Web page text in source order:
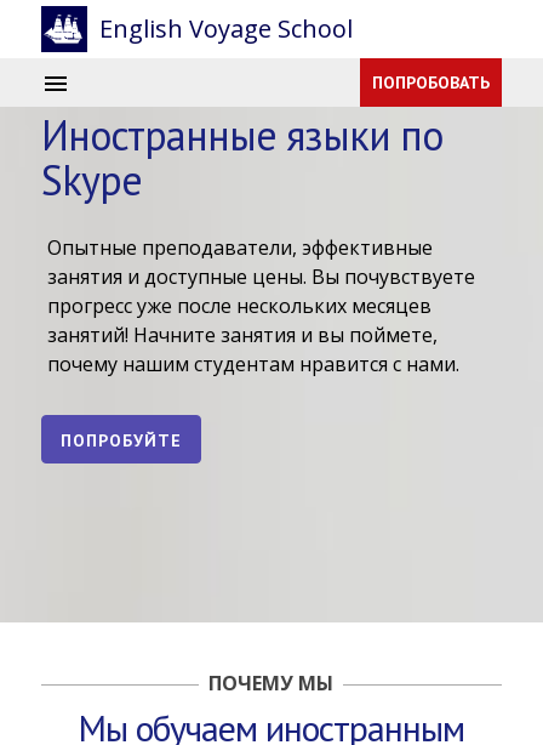
English Voyage School
ПОПРОБОВАТЬ
Иностранные языки по
Skype
Опытные преподаватели, эффективные
занятия и доступные цены. Вы почувствуете
прогресс уже после нескольких месяцев
занятий! Начните занятия и вы поймете,
почему нашим студентам нравится с нами.
ПОПРОБУЙТЕ
ПОЧЕМУ МЫ
Мы обучаем иностранным